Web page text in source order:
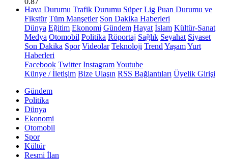
Hava Durumu Trafik Durumu Süper Lig Puan Durumu ve
Fikstür Tüm Manşetler Son Dakika Haberleri
Dünya Eğitim Ekonomi Gündem Hayat İslam Kültür-Sanat
Medya Otomobil Politika Röportaj Sağlık Seyahat Siyaset
Son Dakika Spor Videolar Teknoloji Trend YaşamYurt
Haberleri
Facebook Twitter InstagramYoutube
Künye / İletişim Bize Ulaşın RSS Bağlantıları Üyelik Girişi
Gündem
Politika
Dünya
Ekonomi
Otomobil
Spor
Kültür
Resmi İlan